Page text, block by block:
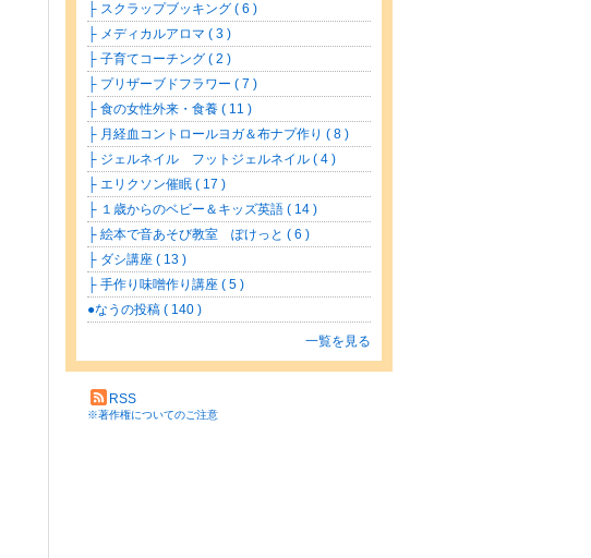
├ スクラップブッキング ( 6 )
├ メディカルアロマ ( 3 )
├ 子育てコーチング ( 2 )
├ プリザーブドフラワー ( 7 )
├ 食の女性外来・食養 ( 11 )
├ 月経血コントロールヨガ＆布ナプ作り ( 8 )
├ ジェルネイル フットジェルネイル ( 4 )
├ エリクソン催眠 ( 17 )
├ １歳からのベビー＆キッズ英語 ( 14 )
├ 絵本で音あそび教室 ぽけっと ( 6 )
├ ダシ講座 ( 13 )
├ 手作り味噌作り講座 ( 5 )
●なうの投稿 ( 140 )
一覧を見る
RSS
※著作権についてのご注意